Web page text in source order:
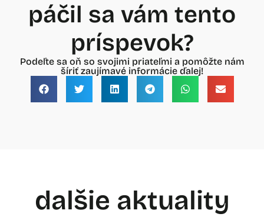
páčil sa vám tento
príspevok?
Podeľte sa oň so svojimi priateľmi a pomôžte nám
šíriť zaujímavé informácie ďalej!
dalšie aktuality